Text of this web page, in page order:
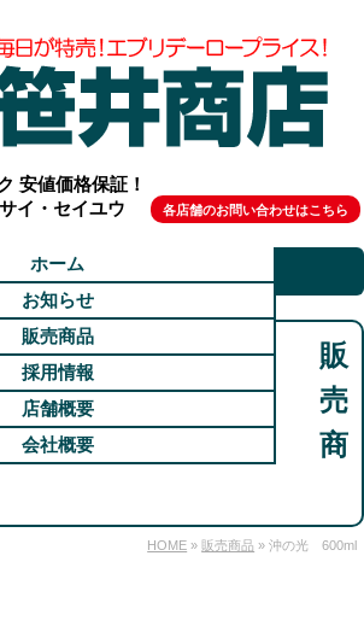
安値価格保証！
イ・セイユウ
各店舗のお問い合わせはこちら
ホーム
お知らせ
販売商品
採用情報
店舗概要
会社概要
販
売
商
HOME » 販売商品 » 沖の光 600ml